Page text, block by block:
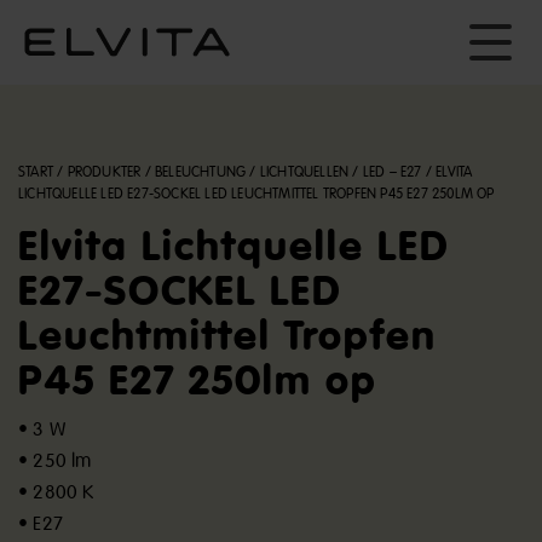
START / PRODUKTER / BELEUCHTUNG / LICHTQUELLEN / LED – E27 / ELVITA
LICHTQUELLE LED E27-SOCKEL LED LEUCHTMITTEL TROPFEN P45 E27 250LM OP
Elvita Lichtquelle LED
E27-SOCKEL LED
Leuchtmittel Tropfen
P45 E27 250lm op
• 3 W
• 250 lm
• 2800 K
• E27